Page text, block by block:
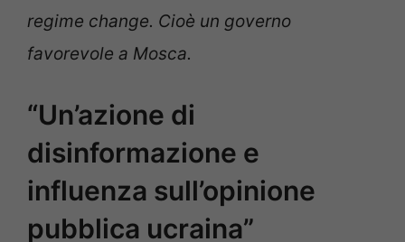
regime change. Cioè un governo
favorevole a Mosca.
“Un’azione di
disinformazione e
influenza sull’opinione
pubblica ucraina”